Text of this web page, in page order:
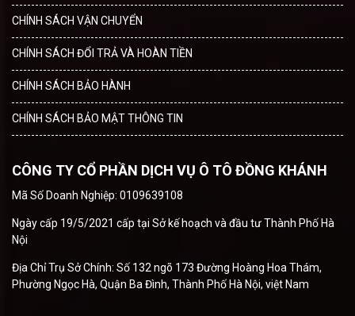
CHÍNH SÁCH VẬN CHUYỂN
CHÍNH SÁCH ĐỔI TRẢ VÀ HOÀN TIỀN
CHÍNH SÁCH BẢO HÀNH
CHÍNH SÁCH BẢO MẬT THÔNG TIN
CÔNG TY CỔ PHẦN DỊCH VỤ Ô TÔ ĐỒNG KHÁNH
Mã Số Doanh Nghiệp: 0109639108
Ngày cấp 19/5/2021 cấp tại Sở kế hoạch và đầu tư Thành Phố Hà
Nội
Địa Chỉ Trụ Sở Chính: Số 132 ngõ 173 Đường Hoàng Hoa Thám,
Phường Ngọc Hà, Quận Ba Đình, Thành Phố Hà Nội, việt Nam